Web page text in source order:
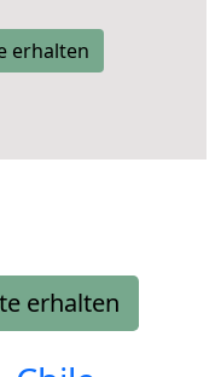
erhalten
erhalten